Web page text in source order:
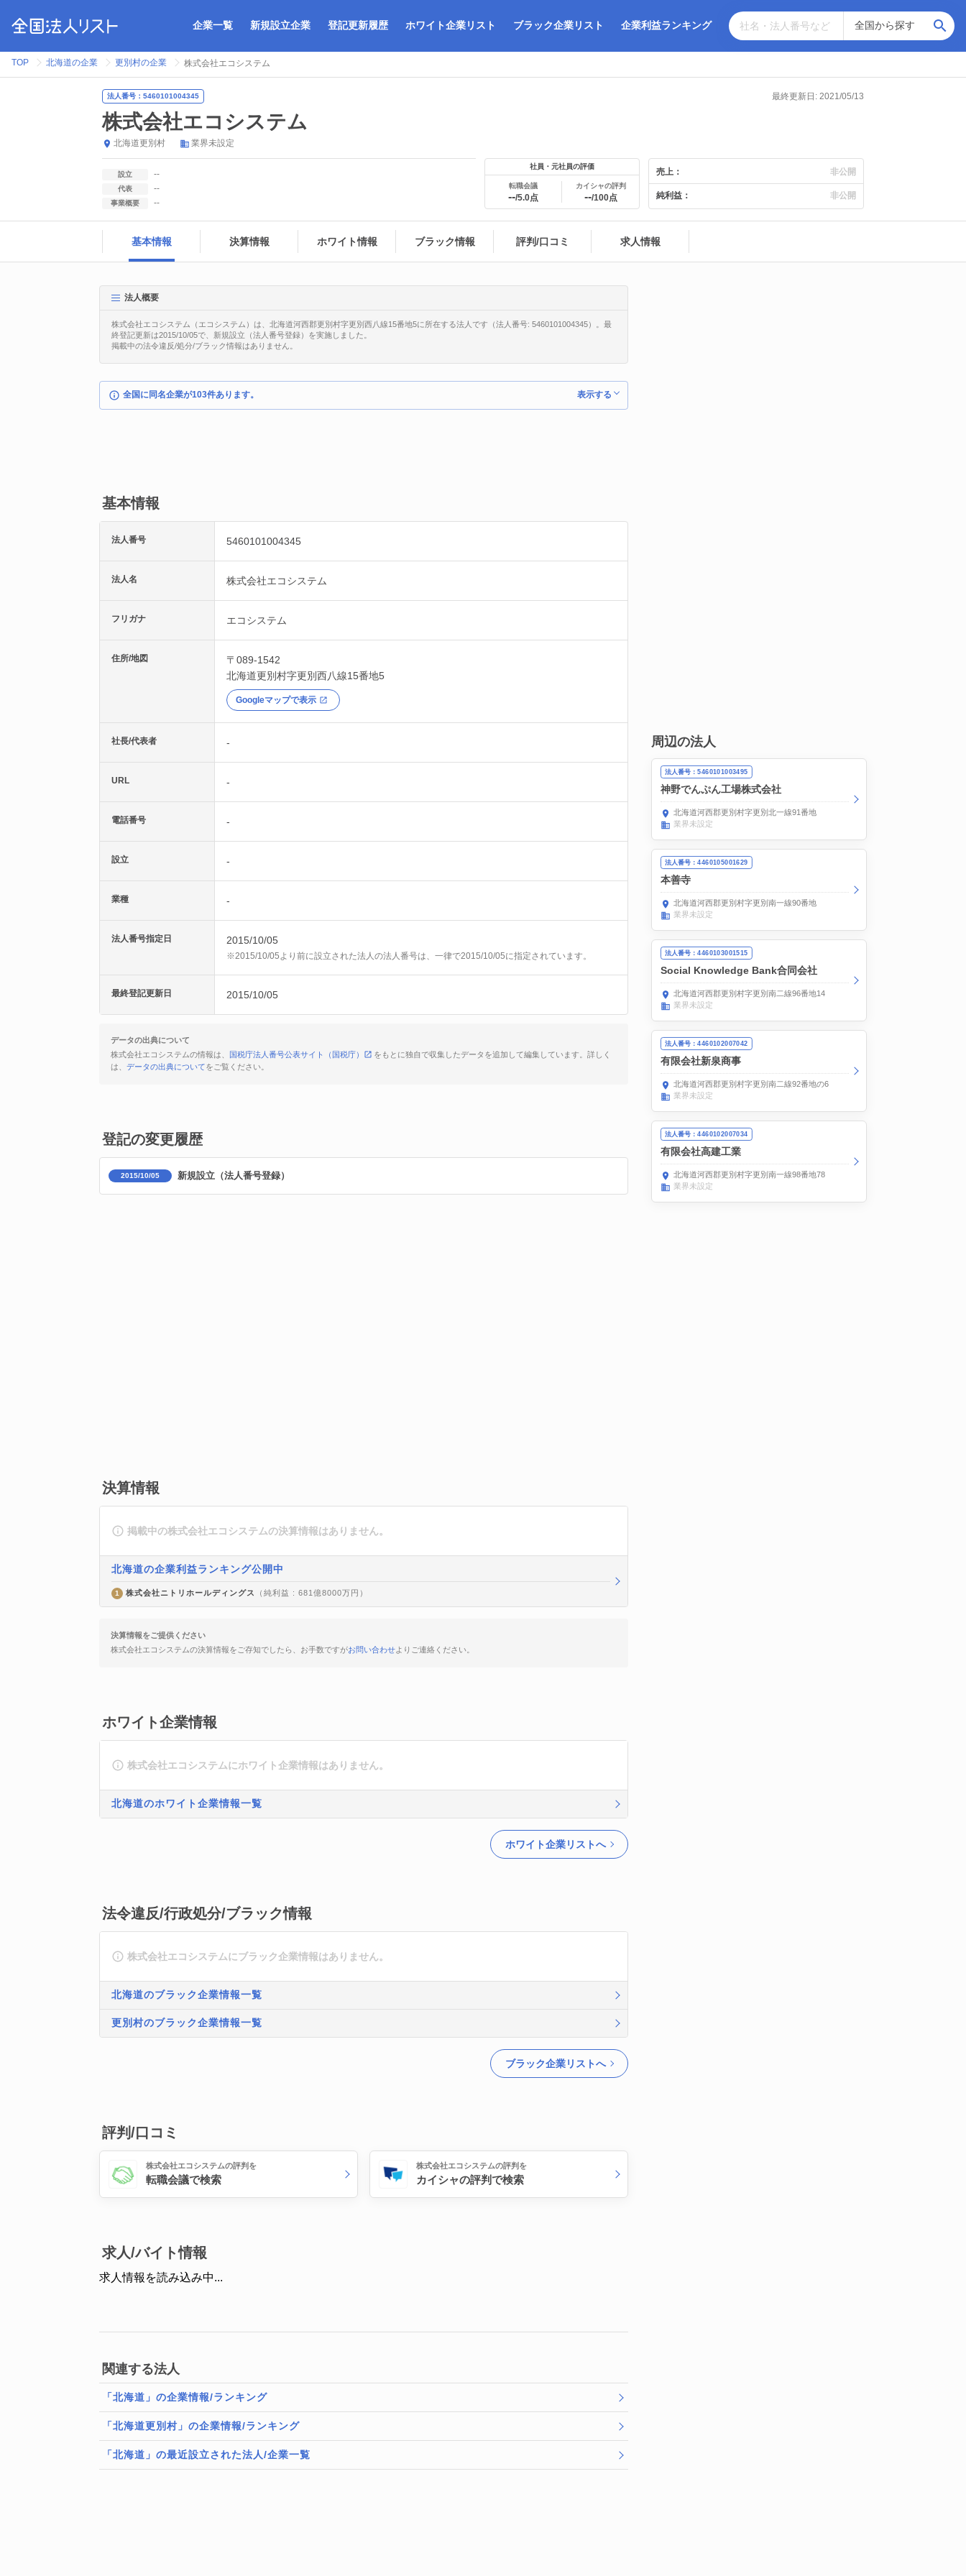
企業一覧 新規設立企業 登記更新履歴 ホワイト企業リスト ブラック企業リスト 企業利益ランキング
TOP 北海道の企業 更別村の企業 株式会社エコシステム
法人番号：5460101004345 最終更新日: 2021/05/13
株式会社エコシステム
北海道更別村 業界未設定
設立 --
代表 --
事業概要 --
社員・元社員の評価
転職会議
--/5.0点
カイシャの評判
--/100点
売上： 非公開
純利益： 非公開
基本情報 決算情報 ホワイト情報 ブラック情報 評判/口コミ 求人情報
法人概要
株式会社エコシステム（エコシステム）は、北海道河西郡更別村字更別西八線15番地5に所在する法人です（法人番号: 5460101004345）。最
終登記更新は2015/10/05で、新規設立（法人番号登録）を実施しました。
掲載中の法令違反/処分/ブラック情報はありません。
全国に同名企業が103件あります。 表示する
基本情報
法人番号 5460101004345
法人名 株式会社エコシステム
フリガナ エコシステム
住所/地図
〒089-1542
北海道更別村字更別西八線15番地5
Googleマップで表示
社長/代表者 -
URL -
電話番号 -
設立 -
業種 -
法人番号指定日 2015/10/05
※2015/10/05より前に設立された法人の法人番号は、一律で2015/10/05に指定されています。
最終登記更新日 2015/10/05
データの出典について
株式会社エコシステムの情報は、
国税庁法人番号公表サイト（国税庁）
をもとに独自で収集したデータを追加して編集しています。詳しく
は、 データの出典についてをご覧ください。
登記の変更履歴
2015/10/05 新規設立（法人番号登録）
決算情報
掲載中の株式会社エコシステムの決算情報はありません。
北海道の企業利益ランキング公開中
1 株式会社ニトリホールディングス （純利益 : 681億8000万円）
決算情報をご提供ください
株式会社エコシステムの決算情報をご存知でしたら、お手数ですがお問い合わせよりご連絡ください。
ホワイト企業情報
株式会社エコシステムにホワイト企業情報はありません。
北海道のホワイト企業情報一覧
ホワイト企業リストへ
法令違反/行政処分/ブラック情報
株式会社エコシステムにブラック企業情報はありません。
北海道のブラック企業情報一覧
更別村のブラック企業情報一覧
ブラック企業リストへ
評判/口コミ
株式会社エコシステムの評判を
転職会議で検索
株式会社エコシステムの評判を
カイシャの評判で検索
求人/バイト情報
求人情報を読み込み中...
関連する法人
「北海道」の企業情報/ランキング
「北海道更別村」の企業情報/ランキング
「北海道」の最近設立された法人/企業一覧
周辺の法人
法人番号：5460101003495
神野でんぷん工場株式会社
北海道河西郡更別村字更別北一線91番地
業界未設定
法人番号：4460105001629
本善寺
北海道河西郡更別村字更別南一線90番地
業界未設定
法人番号：4460103001515
Social Knowledge Bank合同会社
北海道河西郡更別村字更別南二線96番地14
業界未設定
法人番号：4460102007042
有限会社新泉商事
北海道河西郡更別村字更別南二線92番地の6
業界未設定
法人番号：4460102007034
有限会社高建工業
北海道河西郡更別村字更別南一線98番地78
業界未設定